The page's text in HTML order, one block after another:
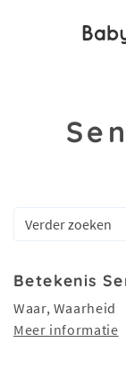
Betekenis
Waar, Waarheid
Meer informatie